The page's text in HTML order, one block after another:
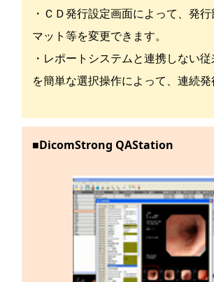
・ＣＤ発行設定画面によって、発
マット等を変更できます。
・レポートシステムと連携しない
を簡単な選択操作によって、連続発
■DicomStrong QAStation